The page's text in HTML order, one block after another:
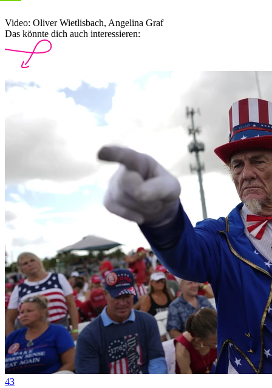
Video: Oliver Wietlisbach, Angelina Graf
Das könnte dich auch interessieren:
43